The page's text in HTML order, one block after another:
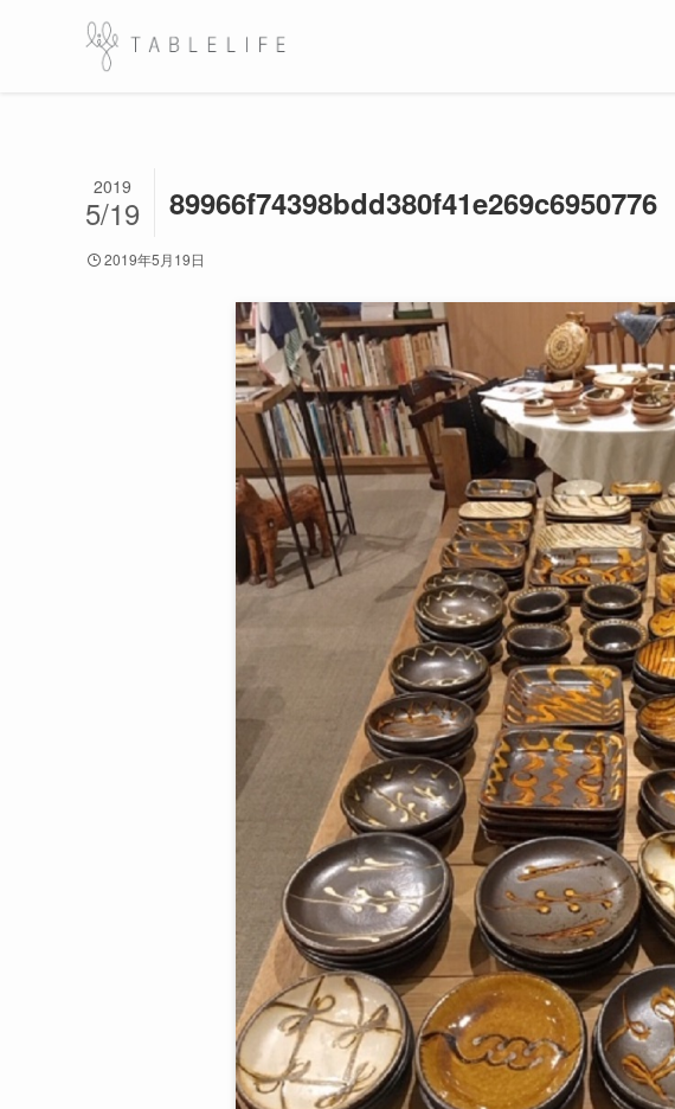
89966f74398bdd380f41e269c6950776
2019
5/19
2019年5月19日